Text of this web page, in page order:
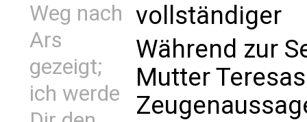
Weg nach
Ars
gezeigt;
ich werde
vollständiger
Während zur
Mutter